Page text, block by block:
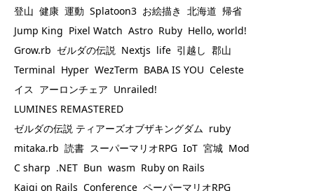
登山 健康 運動 Splatoon3 お絵描き 北海道 帰省
Jump King Pixel Watch Astro Ruby Hello, world!
Grow.rb ゼルダの伝説 Nextjs life 引越し 郡山
Terminal Hyper WezTerm BABA IS YOU Celeste
イス アーロンチェア Unrailed!
LUMINES REMASTERED
ゼルダの伝説 ティアーズオブザキングダム ruby
mitaka.rb 読書 スーパーマリオRPG IoT 宮城 Mod
C sharp .NET Bun wasm Ruby on Rails
Kaigi on Rails Conference ペーパーマリオRPG